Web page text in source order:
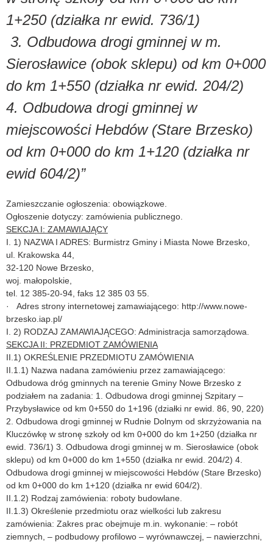
1+250 (działka nr ewid. 736/1)
3. Odbudowa drogi gminnej w m.
Sierosławice (obok sklepu) od km 0+000
do km 1+550 (działka nr ewid. 204/2)
4. Odbudowa drogi gminnej w
miejscowości Hebdów (Stare Brzesko)
od km 0+000 do km 1+120 (działka nr
ewid 604/2)”
Zamieszczanie ogłoszenia: obowiązkowe.
Ogłoszenie dotyczy: zamówienia publicznego.
SEKCJA I: ZAMAWIAJĄCY
I. 1) NAZWA I ADRES: Burmistrz Gminy i Miasta Nowe Brzesko,
ul. Krakowska 44,
32-120 Nowe Brzesko,
woj. małopolskie,
tel. 12 385-20-94, faks 12 385 03 55.
· Adres strony internetowej zamawiającego: http://www.nowe-
brzesko.iap.pl/
I. 2) RODZAJ ZAMAWIAJĄCEGO: Administracja samorządowa.
SEKCJA II: PRZEDMIOT ZAMÓWIENIA
II.1) OKREŚLENIE PRZEDMIOTU ZAMÓWIENIA
II.1.1) Nazwa nadana zamówieniu przez zamawiającego:
Odbudowa dróg gminnych na terenie Gminy Nowe Brzesko z
podziałem na zadania: 1. Odbudowa drogi gminnej Szpitary –
Przybysławice od km 0+550 do 1+196 (działki nr ewid. 86, 90, 220)
2. Odbudowa drogi gminnej w Rudnie Dolnym od skrzyżowania na
Kluczówkę w stronę szkoły od km 0+000 do km 1+250 (działka nr
ewid. 736/1) 3. Odbudowa drogi gminnej w m. Sierosławice (obok
sklepu) od km 0+000 do km 1+550 (działka nr ewid. 204/2) 4.
Odbudowa drogi gminnej w miejscowości Hebdów (Stare Brzesko)
od km 0+000 do km 1+120 (działka nr ewid 604/2).
II.1.2) Rodzaj zamówienia: roboty budowlane.
II.1.3) Określenie przedmiotu oraz wielkości lub zakresu
zamówienia: Zakres prac obejmuje m.in. wykonanie: – robót
ziemnych, – podbudowy profilowo – wyrównawczej, – nawierzchni,